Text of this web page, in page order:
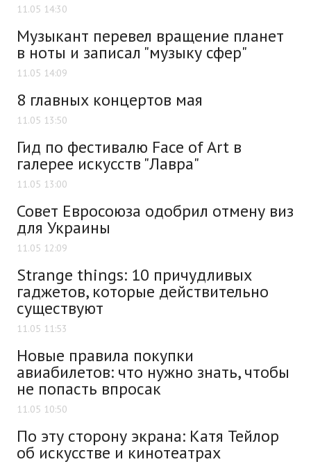
11.05 14:30
Музыкант перевел вращение планет
в ноты и записал "музыку сфер"
11.05 14:09
8 главных концертов мая
11.05 13:50
Гид по фестивалю Face of Art в
галерее искусств "Лавра"
11.05 13:00
Совет Евросоюза одобрил отмену виз
для Украины
11.05 12:09
Strange things: 10 причудливых
гаджетов, которые действительно
существуют
11.05 11:53
Новые правила покупки
авиабилетов: что нужно знать, чтобы
не попасть впросак
11.05 10:50
По эту сторону экрана: Катя Тейлор
об искусстве и кинотеатрах